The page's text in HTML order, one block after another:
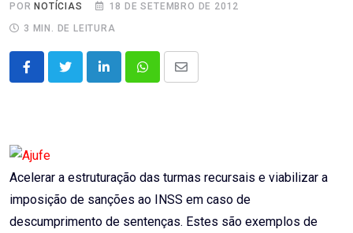
POR NOTÍCIAS
18 DE SETEMBRO DE 2012
3 MIN. DE LEITURA
LinkedInWhatsappShare
Acelerar a estruturação das turmas recursais e viabilizar a
imposição de sanções ao INSS em caso de
descumprimento de sentenças. Estes são exemplos de